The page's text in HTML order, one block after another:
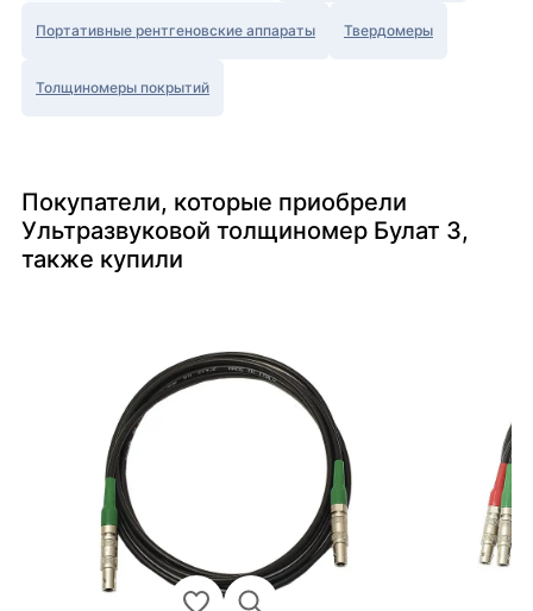
Портативные рентгеновские аппараты Твердомеры
Толщиномеры покрытий
Покупатели, которые приобрели
Ультразвуковой толщиномер Булат 3,
также купили